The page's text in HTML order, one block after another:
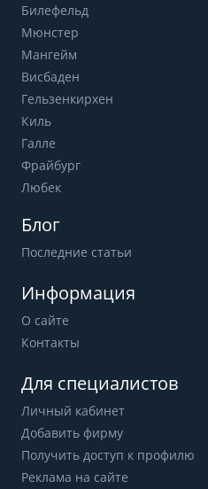
Билефельд
Мюнстер
Мангейм
Висбаден
Гельзенкирхен
Киль
Галле
Фрайбург
Любек
Блог
Последние статьи
Информация
О сайте
Контакты
Для специалистов
Личный кабинет
Добавить фирму
Получить доступ к профилю
Реклама на сайте